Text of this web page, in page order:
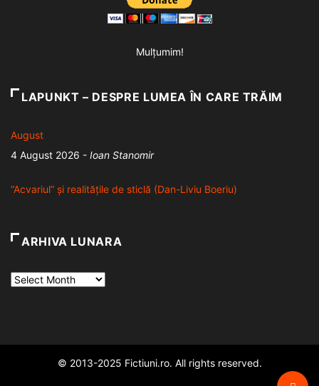
Mulțumim!
LAPUNKT – DESPRE LUMEA ÎN CARE TRĂIM
August
4 August 2026 - Ioan Stanomir
“Acvariul” și realitățile de sticlă (Dan-Liviu Boeriu)
Sandala ca limes
lunara